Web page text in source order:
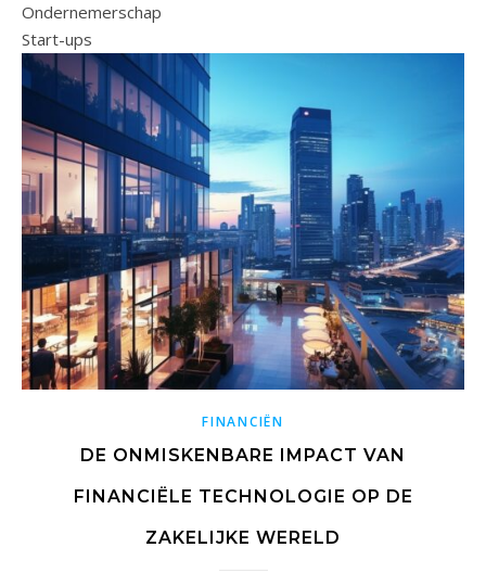
Ondernemerschap
Start-ups
FINANCIËN
DE ONMISKENBARE IMPACT VAN
FINANCIËLE TECHNOLOGIE OP DE
ZAKELIJKE WERELD